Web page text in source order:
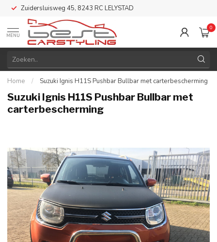
Zuidersluisweg 45, 8243 RC LELYSTAD
MENU
0
Home / Suzuki Ignis H11S Pushbar Bullbar met carterbescherming
Suzuki Ignis H11S Pushbar Bullbar met
carterbescherming